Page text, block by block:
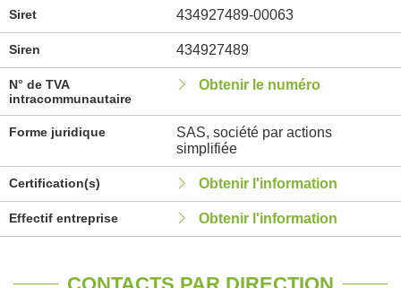
Siret 434927489-00063
Siren 434927489
N° de TVA
intracommunautaire
Obtenir le numéro
Forme juridique
SAS, société par actions
simplifiée
Certification(s) Obtenir l'information
Effectif entreprise Obtenir l'information